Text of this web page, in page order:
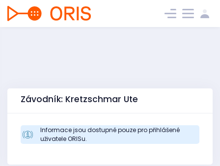
Závodník: Kretzschmar Ute
Informace jsou dostupné pouze pro přihlášené
uživatele ORISu.